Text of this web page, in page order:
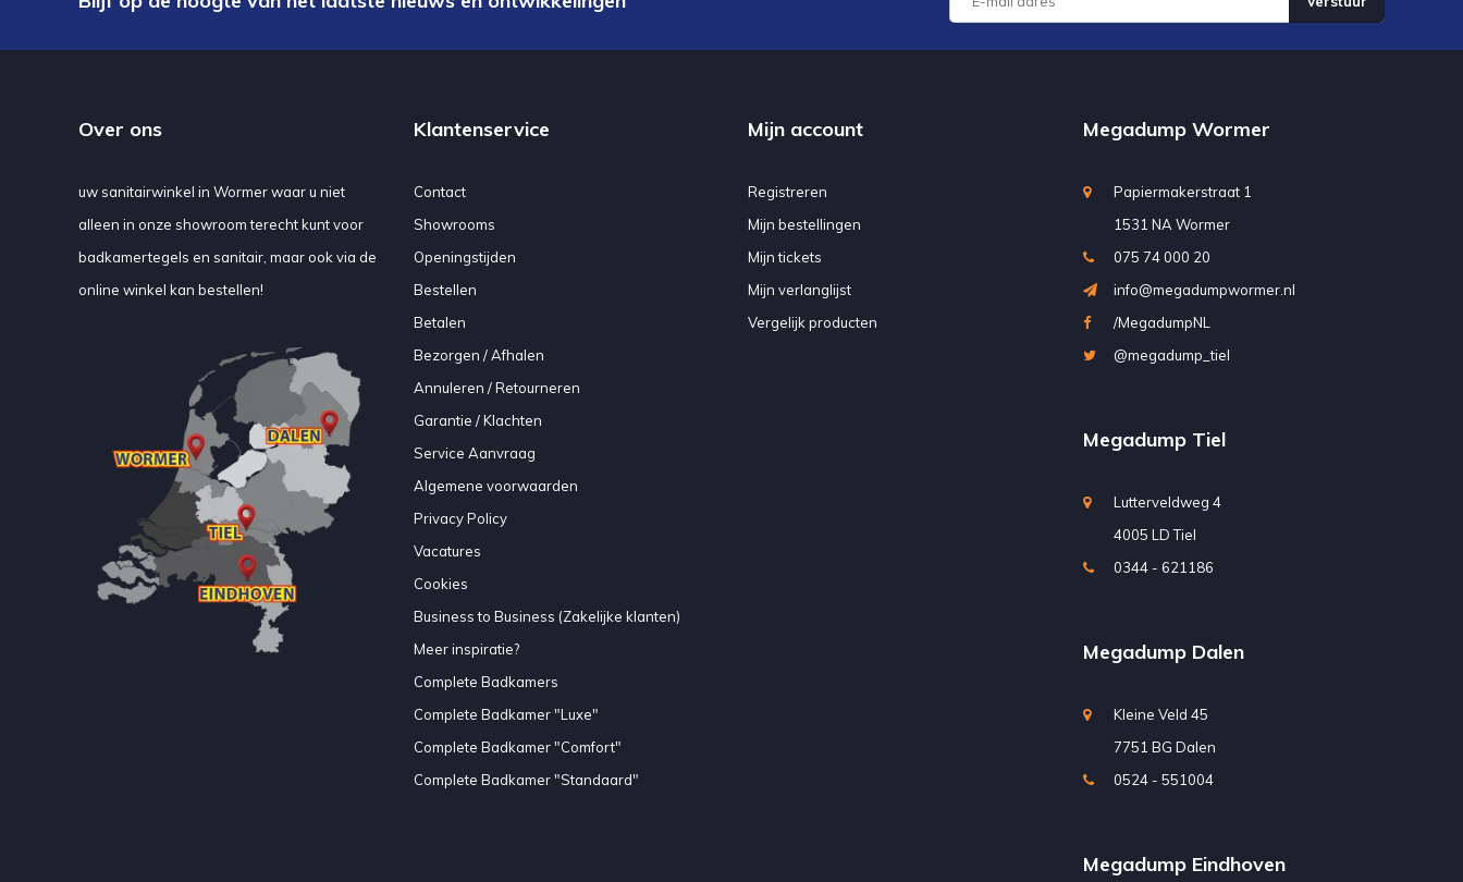
Over ons
uw sanitairwinkel in Wormer waar u niet
alleen in onze showroom terecht kunt voor
badkamertegels en sanitair, maar ook via de
online winkel kan bestellen!
Klantenservice
Contact
Showrooms
Openingstijden
Bestellen
Betalen
Bezorgen / Afhalen
Annuleren / Retourneren
Garantie / Klachten
Service Aanvraag
Algemene voorwaarden
Privacy Policy
Vacatures
Cookies
Business to Business (Zakelijke klanten)
Meer inspiratie?
Complete Badkamers
Complete Badkamer "Luxe"
Complete Badkamer "Comfort"
Complete Badkamer "Standaard"
Mijn account
Registreren
Mijn bestellingen
Mijn tickets
Mijn verlanglijst
Vergelijk producten
Megadump Wormer
Papiermakerstraat 1
1531 NA Wormer
075 74 000 20
info@megadumpwormer.nl
/MegadumpNL
@megadump_tiel
Megadump Tiel
Lutterveldweg 4
4005 LD Tiel
0344 - 621186
Megadump Dalen
Kleine Veld 45
7751 BG Dalen
0524 - 551004
Megadump Eindhoven